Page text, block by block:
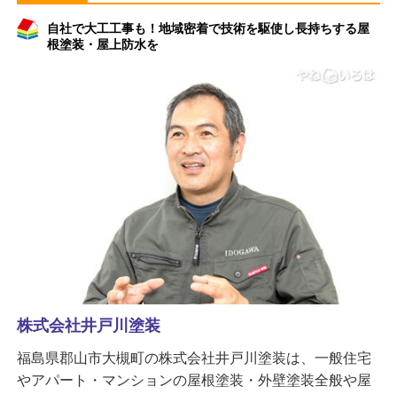
自社で大工工事も！地域密着で技術を駆使し長持ちする屋
根塗装・屋上防水を
株式会社井戸川塗装
福島県郡山市大槻町の株式会社井戸川塗装は、一般住宅
やアパート・マンションの屋根塗装・外壁塗装全般や屋